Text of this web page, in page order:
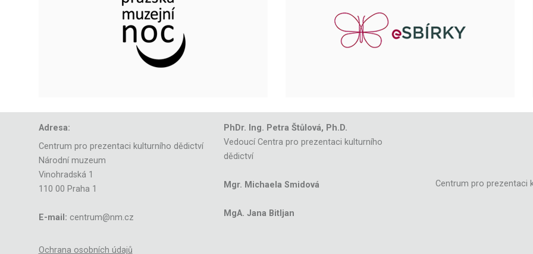
Adresa:
Centrum pro prezentaci kulturního dědictví
Národní muzeum
Vinohradská 1
110 00 Praha 1
E-mail: centrum@nm.cz
Ochrana osobních údajů
PhDr. Ing. Petra Štůlová, Ph.D.
Vedoucí Centra pro prezentaci kulturního
dědictví
Mgr. Michaela Smidová
MgA. Jana Bitljan
Centrum pro prezentaci